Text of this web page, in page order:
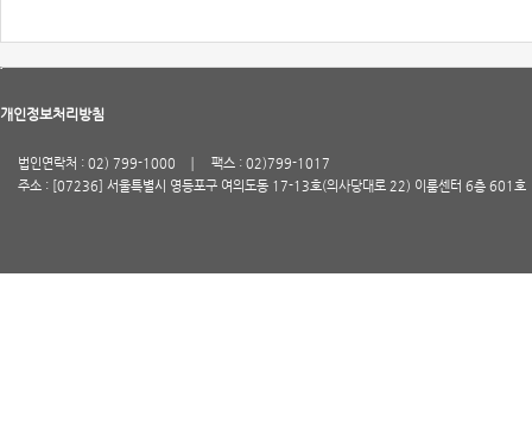
개인정보처리방침
법인연락처 : 02) 799-1000
팩스 : 02)799-1017
주소 : [07236] 서울특별시 영등포구 여의도동 17-13호(의사당대로 22) 이룸센터 6층 601호